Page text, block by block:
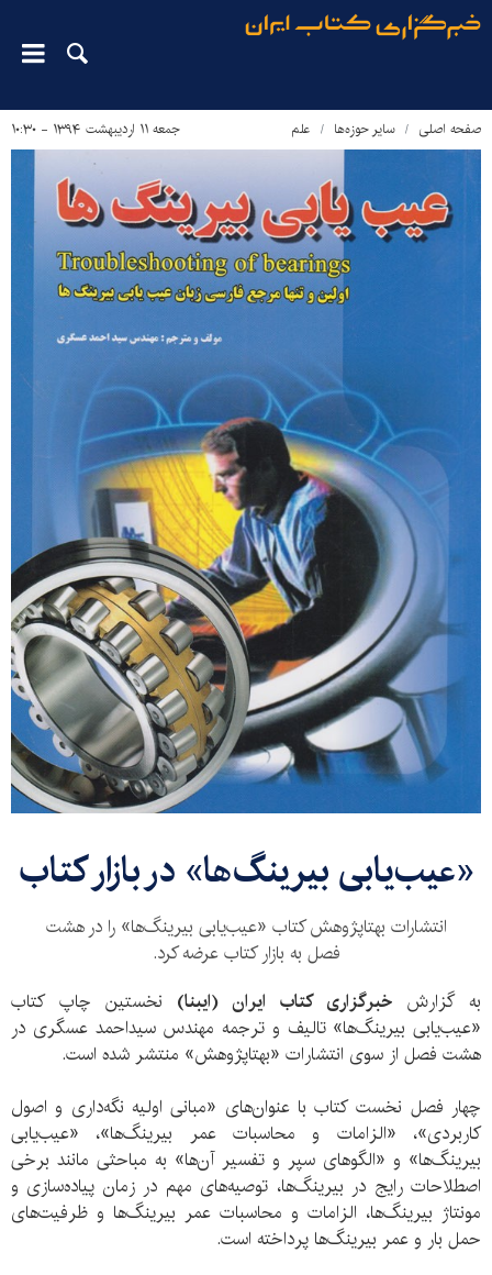
صفحه اصلی سایر حوزه‌ها علم جمعه ۱۱ اردیبهشت ۱۳۹۴ - ۱۰:۳۰
«عیب‌یابی بیرینگ‌‌ها» در بازار کتاب
انتشارات بهتاپژوهش کتاب «عیب‌یابی بیرینگ‌‌ها» را در هشت
فصل به بازار کتاب عرضه کرد.
به گزارش خبرگزاری کتاب ایران (ایبنا) نخستین چاپ کتاب
«عیب‌یابی بیرینگ‌‌ها» تالیف و ترجمه مهندس سیداحمد عسگری در
هشت فصل از سوی انتشارات «بهتاپژوهش» منتشر شده است.
چهار فصل نخست کتاب با عنوان‌های «مبانی اولیه نگه‌داری و اصول
کاربردی»، «الزامات و محاسبات عمر بیرینگ‌‌ها»، «عیب‌یابی
بیرینگ‌‌ها» و «الگوهای سپر و تفسیر آن‌ها» به مباحثی مانند برخی
اصطلاحات رایج در بیرینگ‌‌ها، توصیه‌های مهم در زمان پیاده‌سازی و
مونتاژ بیرینگ‌ها،‌ الزامات و محاسبات عمر بیرینگ‌‌ها و ‌ظرفیت‌های
حمل بار و عمر بیرینگ‌‌ها پرداخته است.